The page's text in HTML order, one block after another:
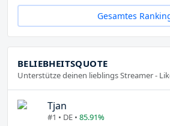
Gesamtes
BELIEBHEITSQUOTE
Unterstütze deinen lieblings Streamer -
Tjan
#1 • DE • 85.91%